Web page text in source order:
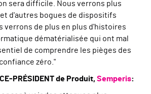
sera difficile. Nous verrons plus
d'autres bogues de dispositifs
verrons de plus en plus d'histoires
dématérialisée qui ont mal
de comprendre les pièges des
zéro. "
PRÉSIDENTde Produit, Semperis: